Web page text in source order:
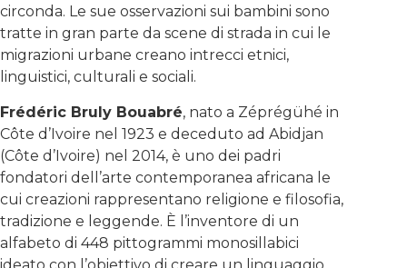
circonda. Le sue osservazioni sui bambini sono
tratte in gran parte da scene di strada in cui le
migrazioni urbane creano intrecci etnici,
linguistici, culturali e sociali.
Frédéric Bruly Bouabré, nato a Zéprégühé in
Côte d’Ivoire nel 1923 e deceduto ad Abidjan
(Côte d’Ivoire) nel 2014, è uno dei padri
fondatori dell’arte contemporanea africana le
cui creazioni rappresentano religione e filosofia,
tradizione e leggende. È l’inventore di un
alfabeto di 448 pittogrammi monosillabici